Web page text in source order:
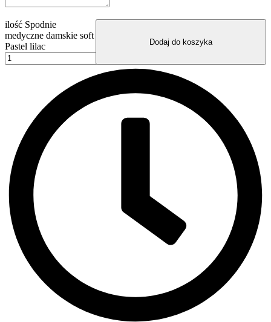
ilość Spodnie
medyczne damskie soft
Pastel lilac
Dodaj do koszyka